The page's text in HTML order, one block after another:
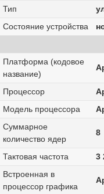
Тип
Состояние устройства
Платформа (кодовое
название)
Процессор
Модель процессора
Суммарное
количество ядер
8
Тактовая частота
3
Встроенная в
процессор графика